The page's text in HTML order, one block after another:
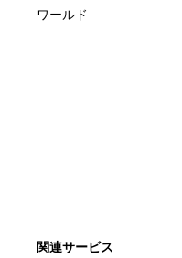
ワールド
関連サービス